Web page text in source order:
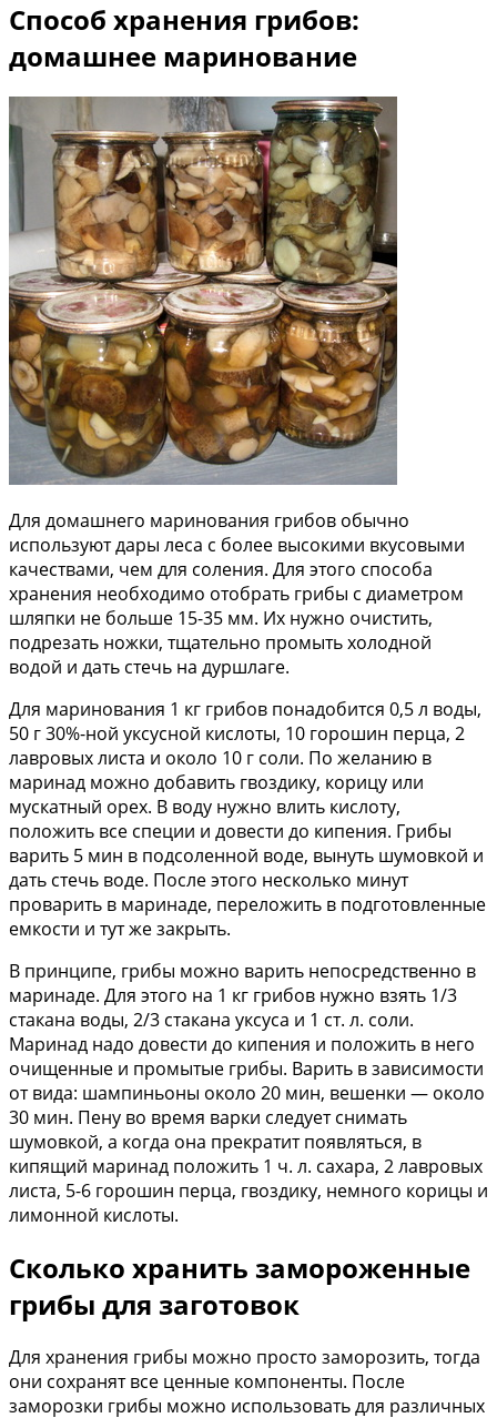
Способ хранения грибов:
домашнее маринование
Для домашнего маринования грибов обычно
используют дары леса с более высокими вкусовыми
качествами, чем для соления. Для этого способа
хранения необходимо отобрать грибы с диаметром
шляпки не больше 15-35 мм. Их нужно очистить,
подрезать ножки, тщательно промыть холодной
водой и дать стечь на дуршлаге.
Для маринования 1 кг грибов понадобится 0,5 л воды,
50 г 30%-ной уксусной кислоты, 10 горошин перца, 2
лавровых листа и около 10 г соли. По желанию в
маринад можно добавить гвоздику, корицу или
мускатный орех. В воду нужно влить кислоту,
положить все специи и довести до кипения. Грибы
варить 5 мин в подсоленной воде, вынуть шумовкой и
дать стечь воде. После этого несколько минут
проварить в маринаде, переложить в подготовленные
емкости и тут же закрыть.
В принципе, грибы можно варить непосредственно в
маринаде. Для этого на 1 кг грибов нужно взять 1/3
стакана воды, 2/3 стакана уксуса и 1 ст. л. соли.
Маринад надо довести до кипения и положить в него
очищенные и промытые грибы. Варить в зависимости
от вида: шампиньоны около 20 мин, вешенки — около
30 мин. Пену во время варки следует снимать
шумовкой, а когда она прекратит появляться, в
кипящий маринад положить 1 ч. л. сахара, 2 лавровых
листа, 5-6 горошин перца, гвоздику, немного корицы и
лимонной кислоты.
Сколько хранить замороженные
грибы для заготовок
Для хранения грибы можно просто заморозить, тогда
они сохранят все ценные компоненты. После
заморозки грибы можно использовать для различных